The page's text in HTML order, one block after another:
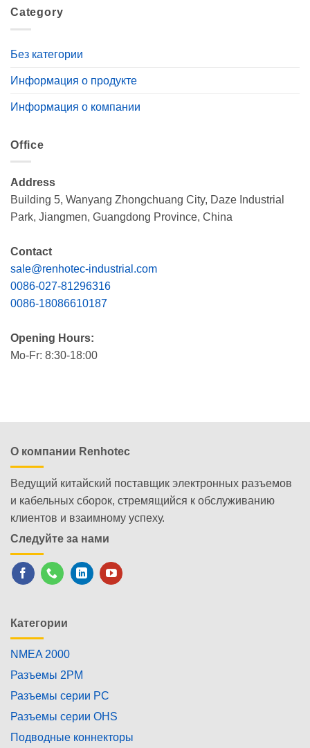
Category
Без категории
Информация о продукте
Информация о компании
Office
Address
Building 5, Wanyang Zhongchuang City, Daze Industrial
Park, Jiangmen, Guangdong Province, China
Contact
sale@renhotec-industrial.com
0086-027-81296316
0086-18086610187
Opening Hours:
Mo-Fr: 8:30-18:00
О компании Renhotec
Ведущий китайский поставщик электронных разъемов
и кабельных сборок, стремящийся к обслуживанию
клиентов и взаимному успеху.
Следуйте за нами
Категории
NMEA 2000
Разъемы 2PM
Разъемы серии PC
Разъемы серии OHS
Подводные коннекторы